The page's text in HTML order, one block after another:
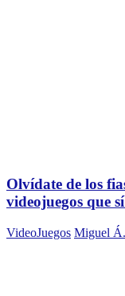
Olvídate de los
videojuegos que
VideoJuegos Miguel